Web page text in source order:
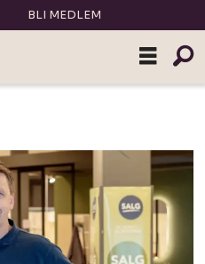
BLI MEDLEM